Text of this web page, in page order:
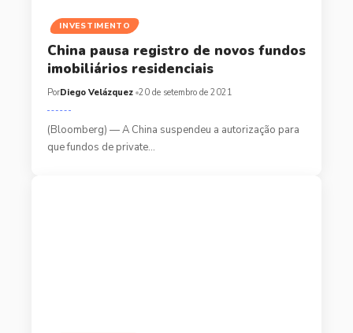
INVESTIMENTO
China pausa registro de novos fundos
imobiliários residenciais
PorDiego Velázquez 20 de setembro de 2021
(Bloomberg) — A China suspendeu a autorização para
que fundos de private…